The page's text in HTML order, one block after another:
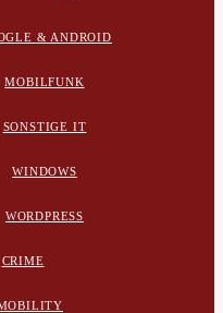
& ANDROID
MOBILFUNK
SONSTIGE IT
WINDOWS
WORDPRESS
CRIME